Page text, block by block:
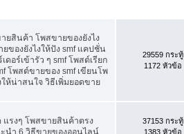
ยสินค้า โพสขายของยังไง
องยังไงให้ปัง smf แคปชั่น
อร์เข้ารัว ๆ smf โพสต์เรียก
โพสต์ขายของ smf เขียนโพ
ห้น่าสนใจ วิธีเพิ่มยอดขาย
29559 กระทู้
1172 หัวข้อ
แรงๆ โพสขายสินค้าตรง
นำ 6 วิธีขายของออนไลน์
37153 กระทู้
1383 หัวข้อ